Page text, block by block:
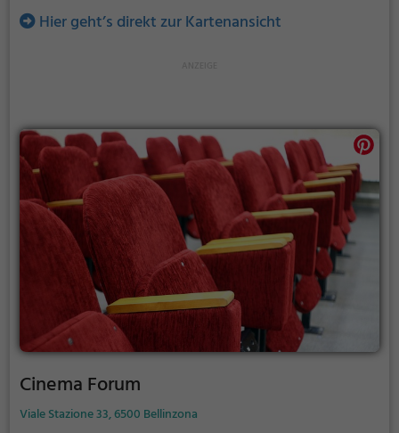
Hier geht’s direkt zur Kartenansicht
Cinema Forum
Viale Stazione 33, 6500 Bellinzona